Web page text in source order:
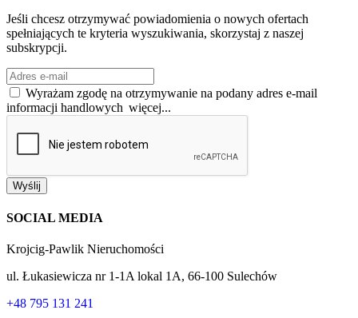
Jeśli chcesz otrzymywać powiadomienia o nowych ofertach
spełniających te kryteria wyszukiwania, skorzystaj z naszej
subskrypcji.
Wyrażam zgodę na otrzymywanie na podany adres e-mail
informacji handlowych więcej...
Wyślij
SOCIAL MEDIA
Krojcig-Pawlik Nieruchomości
ul. Łukasiewicza nr 1-1A lokal 1A, 66-100 Sulechów
+48 795 131 241